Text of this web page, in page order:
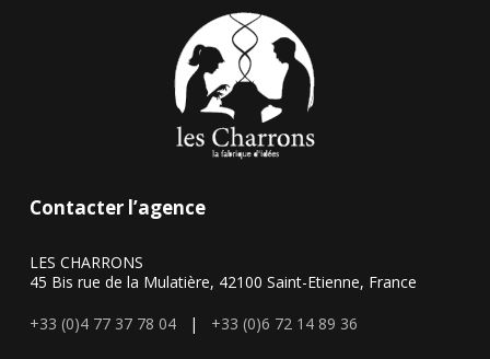
Contacter l’agence
LES CHARRONS
45 Bis rue de la Mulatière, 42100 Saint-Etienne, France
+33 (0)4 77 37 78 04| +33 (0)6 72 14 89 36